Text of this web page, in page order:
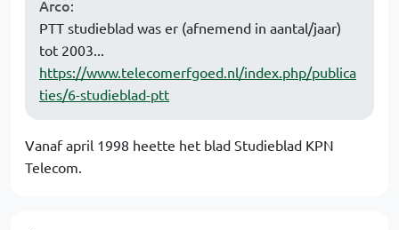
Arco:
PTT studieblad was er (afnemend in aantal/jaar)
tot 2003...
https://www.telecomerfgoed.nl/index.php/publica
ties/6-studieblad-ptt
Vanaf april 1998 heette het blad Studieblad KPN
Telecom.